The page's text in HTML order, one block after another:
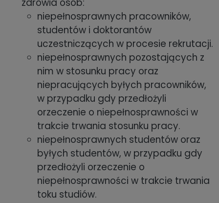
zdrowia osób:
niepełnosprawnych pracowników,
studentów i doktorantów
uczestniczących w procesie rekrutacji.
niepełnosprawnych pozostających z
nim w stosunku pracy oraz
niepracujących byłych pracowników,
w przypadku gdy przedłożyli
orzeczenie o niepełnosprawności w
trakcie trwania stosunku pracy.
niepełnosprawnych studentów oraz
byłych studentów, w przypadku gdy
przedłożyli orzeczenie o
niepełnosprawności w trakcie trwania
toku studiów.